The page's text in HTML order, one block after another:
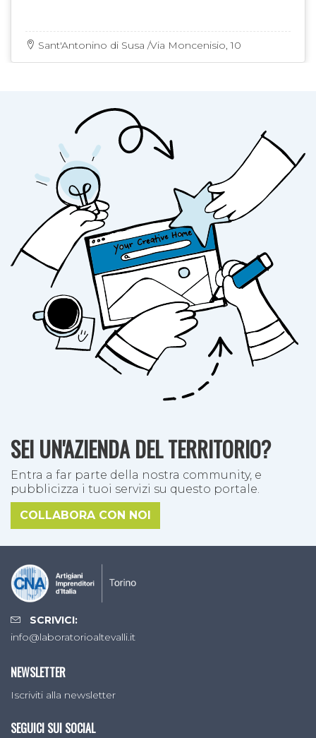
Il Birrificio fa inoltre parte deiMaestri del Gusto
della Provincia di Torino e dell'Eccellenza
Artigiana della Regione Piemonte.
Sant'Antonino di Susa /Via Moncenisio, 10
SEI UN'AZIENDA DEL TERRITORIO?
Entra a far parte della nostra community, e
pubblicizza i tuoi servizi su questo portale.
COLLABORA CON NOI
SCRIVICI:
info@laboratorioaltevalli.it
NEWSLETTER
Iscriviti alla newsletter
SEGUICI SUI SOCIAL